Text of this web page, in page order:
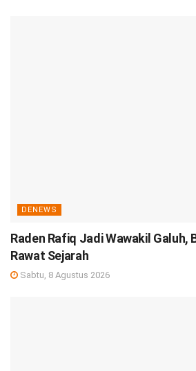
DENEWS
Raden Rafiq Jadi Wawakil Galuh,
Rawat Sejarah
Sabtu, 8 Agustus 2026